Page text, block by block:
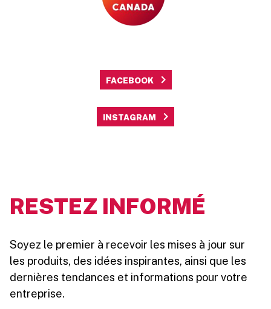
FACEBOOK
INSTAGRAM
RESTEZ INFORMÉ
Soyez le premier à recevoir les mises à jour sur
les produits, des idées inspirantes, ainsi que les
dernières tendances et informations pour votre
entreprise.